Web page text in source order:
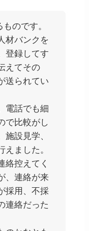
のです。
材バンクを
登録してす
えてその
送られてい
電話でも細
で比較がし
設見学、
ました。
絡控えてく
、連絡が来
採用、不採
連絡だった